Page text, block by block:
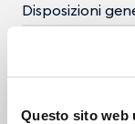
Questo sito web
Disposizioni